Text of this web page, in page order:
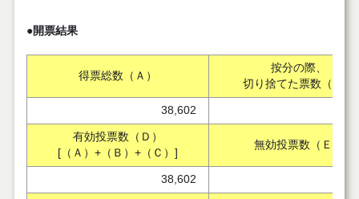
●開票結果
得票総数（Ａ）
按分の際、
切り捨てた票数（Ｂ）
38,602
有効投票数（Ｄ）
[（Ａ）+（Ｂ）+（Ｃ）]
無効投票数（Ｅ）
38,602